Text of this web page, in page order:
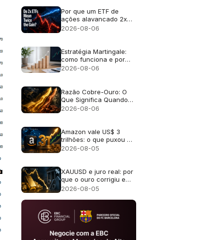
Por que um ETF de
ações alavancado 2x
não retorna o dobro?
2026-08-06
Estratégia Martingale:
como funciona e por
que falha
2026-08-06
Razão Cobre-Ouro: O
Que Significa Quando
Ouro e Cobre Sobem
2026-08-06
Amazon vale US$ 3
trilhões: o que puxou a
alta
2026-08-05
XAUUSD e juro real: por
que o ouro corrigiu em
2026
2026-08-05